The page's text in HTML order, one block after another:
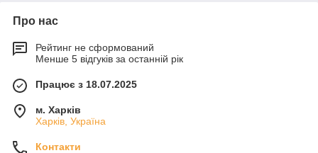
Про нас
Рейтинг не сформований
Менше 5 відгуків за останній рік
Працює з 18.07.2025
м. Харків
Харків, Україна
Контакти